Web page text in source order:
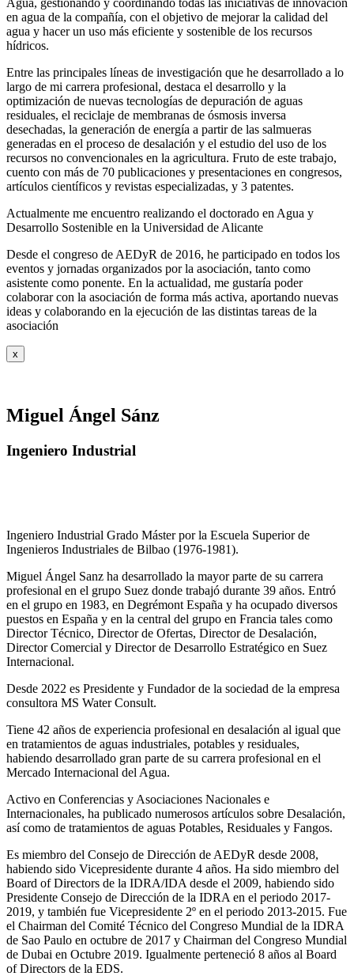
Agua, gestionando y coordinando todas las iniciativas de innovación
en agua de la compañía, con el objetivo de mejorar la calidad del
agua y hacer un uso más eficiente y sostenible de los recursos
hídricos.
Entre las principales líneas de investigación que he desarrollado a lo
largo de mi carrera profesional, destaca el desarrollo y la
optimización de nuevas tecnologías de depuración de aguas
residuales, el reciclaje de membranas de ósmosis inversa
desechadas, la generación de energía a partir de las salmueras
generadas en el proceso de desalación y el estudio del uso de los
recursos no convencionales en la agricultura. Fruto de este trabajo,
cuento con más de 70 publicaciones y presentaciones en congresos,
artículos científicos y revistas especializadas, y 3 patentes.
Actualmente me encuentro realizando el doctorado en Agua y
Desarrollo Sostenible en la Universidad de Alicante
Desde el congreso de AEDyR de 2016, he participado en todos los
eventos y jornadas organizados por la asociación, tanto como
asistente como ponente. En la actualidad, me gustaría poder
colaborar con la asociación de forma más activa, aportando nuevas
ideas y colaborando en la ejecución de las distintas tareas de la
asociación
x
Miguel Ángel Sánz
Ingeniero Industrial
Ingeniero Industrial Grado Máster por la Escuela Superior de
Ingenieros Industriales de Bilbao (1976-1981).
Miguel Ángel Sanz ha desarrollado la mayor parte de su carrera
profesional en el grupo Suez donde trabajó durante 39 años. Entró
en el grupo en 1983, en Degrémont España y ha ocupado diversos
puestos en España y en la central del grupo en Francia tales como
Director Técnico, Director de Ofertas, Director de Desalación,
Director Comercial y Director de Desarrollo Estratégico en Suez
Internacional.
Desde 2022 es Presidente y Fundador de la sociedad de la empresa
consultora MS Water Consult.
Tiene 42 años de experiencia profesional en desalación al igual que
en tratamientos de aguas industriales, potables y residuales,
habiendo desarrollado gran parte de su carrera profesional en el
Mercado Internacional del Agua.
Activo en Conferencias y Asociaciones Nacionales e
Internacionales, ha publicado numerosos artículos sobre Desalación,
así como de tratamientos de aguas Potables, Residuales y Fangos.
Es miembro del Consejo de Dirección de AEDyR desde 2008,
habiendo sido Vicepresidente durante 4 años. Ha sido miembro del
Board of Directors de la IDRA/IDA desde el 2009, habiendo sido
Presidente Consejo de Dirección de la IDRA en el periodo 2017-
2019, y también fue Vicepresidente 2º en el periodo 2013-2015. Fue
el Chairman del Comité Técnico del Congreso Mundial de la IDRA
de Sao Paulo en octubre de 2017 y Chairman del Congreso Mundial
de Dubai en Octubre 2019. Igualmente perteneció 8 años al Board
of Directors de la EDS.